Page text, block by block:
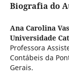
Biografia do
Ana Carolina
Universidade
Professora
Contábeis da
Gerais.